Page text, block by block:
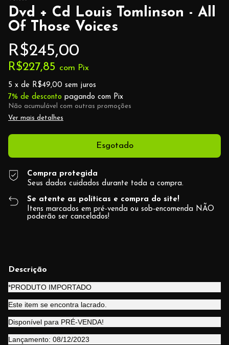
Dvd + Cd Louis Tomlinson - All
Of Those Voices
R$245,00
R$227,85 com Pix
5 x de R$49,00 sem juros
7% de desconto pagando com Pix
Não acumulável com outras promoções
Ver mais detalhes
Compra protegida
Seus dados cuidados durante toda a compra.
Se atente as políticas e compra do site!
Itens marcados em pré-venda ou sob-encomenda NÃO
poderão ser cancelados!
Descrição
*PRODUTO IMPORTADO
Este item se encontra lacrado.
Disponível para PRÉ-VENDA!
Lançamento: 08/12/2023